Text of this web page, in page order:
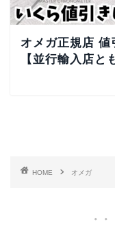
オメガ正規店 値
【並行輸入店と
HOME オメガ